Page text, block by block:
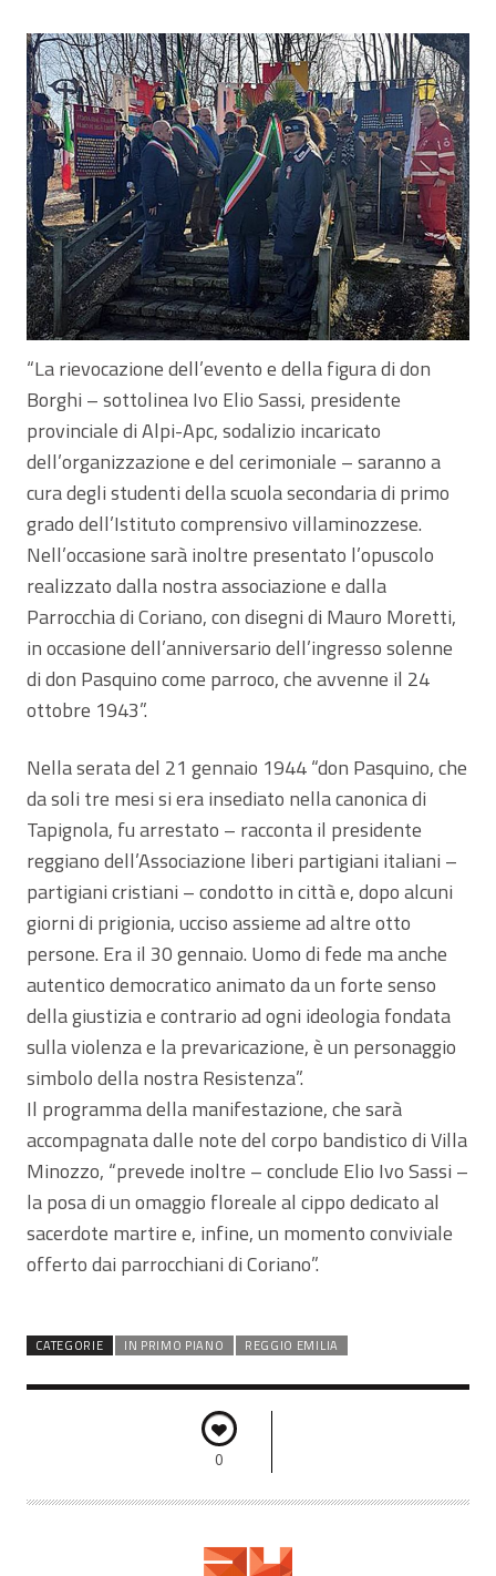
“La rievocazione dell’evento e della figura di don
Borghi – sottolinea Ivo Elio Sassi, presidente
provinciale di Alpi-Apc, sodalizio incaricato
dell’organizzazione e del cerimoniale – saranno a
cura degli studenti della scuola secondaria di primo
grado dell’Istituto comprensivo villaminozzese.
Nell’occasione sarà inoltre presentato l’opuscolo
realizzato dalla nostra associazione e dalla
Parrocchia di Coriano, con disegni di Mauro Moretti,
in occasione dell’anniversario dell’ingresso solenne
di don Pasquino come parroco, che avvenne il 24
ottobre 1943”.
Nella serata del 21 gennaio 1944 “don Pasquino, che
da soli tre mesi si era insediato nella canonica di
Tapignola, fu arrestato – racconta il presidente
reggiano dell’Associazione liberi partigiani italiani –
partigiani cristiani – condotto in città e, dopo alcuni
giorni di prigionia, ucciso assieme ad altre otto
persone. Era il 30 gennaio. Uomo di fede ma anche
autentico democratico animato da un forte senso
della giustizia e contrario ad ogni ideologia fondata
sulla violenza e la prevaricazione, è un personaggio
simbolo della nostra Resistenza”.
Il programma della manifestazione, che sarà
accompagnata dalle note del corpo bandistico di Villa
Minozzo, “prevede inoltre – conclude Elio Ivo Sassi –
la posa di un omaggio floreale al cippo dedicato al
sacerdote martire e, infine, un momento conviviale
offerto dai parrocchiani di Coriano”.
CATEGORIE IN PRIMO PIANO REGGIO EMILIA
0